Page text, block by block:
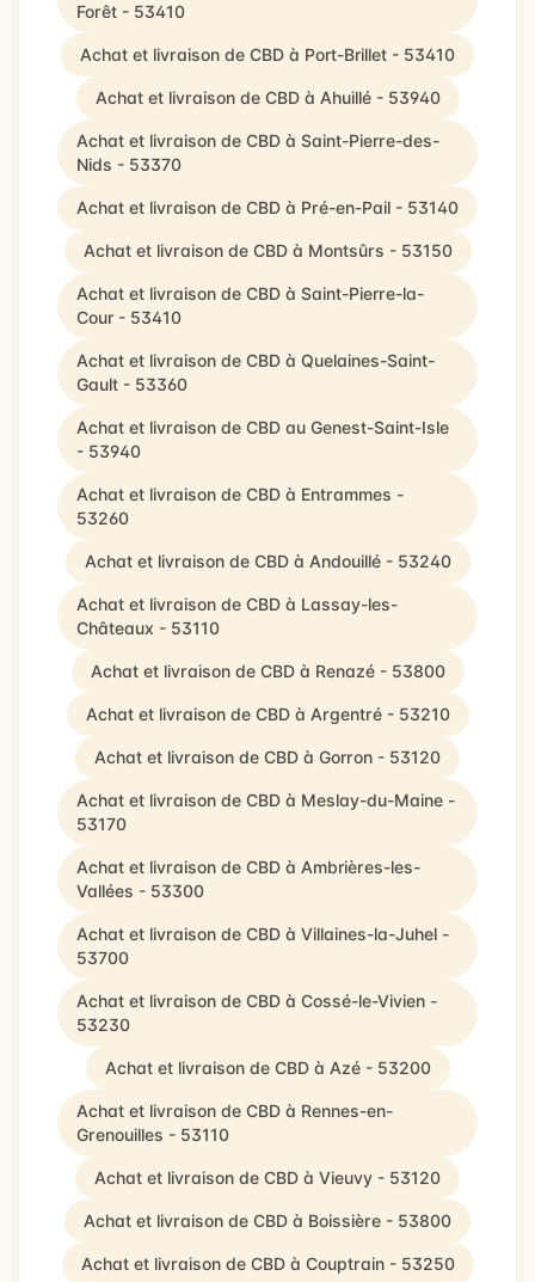
Forêt - 53410
Achat et livraison de CBD à Port-Brillet - 53410
Achat et livraison de CBD à Ahuillé - 53940
Achat et livraison de CBD à Saint-Pierre-des-
Nids - 53370
Achat et livraison de CBD à Pré-en-Pail - 53140
Achat et livraison de CBD à Montsûrs - 53150
Achat et livraison de CBD à Saint-Pierre-la-
Cour - 53410
Achat et livraison de CBD à Quelaines-Saint-
Gault - 53360
Achat et livraison de CBD au Genest-Saint-Isle
- 53940
Achat et livraison de CBD à Entrammes -
53260
Achat et livraison de CBD à Andouillé - 53240
Achat et livraison de CBD à Lassay-les-
Châteaux - 53110
Achat et livraison de CBD à Renazé - 53800
Achat et livraison de CBD à Argentré - 53210
Achat et livraison de CBD à Gorron - 53120
Achat et livraison de CBD à Meslay-du-Maine -
53170
Achat et livraison de CBD à Ambrières-les-
Vallées - 53300
Achat et livraison de CBD à Villaines-la-Juhel -
53700
Achat et livraison de CBD à Cossé-le-Vivien -
53230
Achat et livraison de CBD à Azé - 53200
Achat et livraison de CBD à Rennes-en-
Grenouilles - 53110
Achat et livraison de CBD à Vieuvy - 53120
Achat et livraison de CBD à Boissière - 53800
Achat et livraison de CBD à Couptrain - 53250